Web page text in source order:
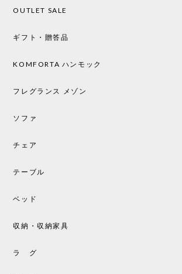
OUTLET SALE
ギフト・贈答品
KOMFORTA ハンモック
フレグランス メゾン
ソファ
チェア
テーブル
ベッド
収納・収納家具
ラ グ